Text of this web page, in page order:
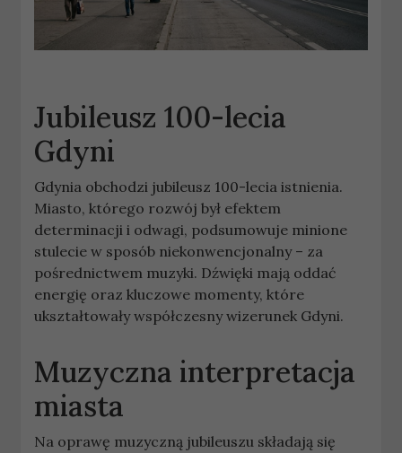
Jubileusz 100-lecia
Gdyni
Gdynia obchodzi jubileusz 100-lecia istnienia.
Miasto, którego rozwój był efektem
determinacji i odwagi, podsumowuje minione
stulecie w sposób niekonwencjonalny – za
pośrednictwem muzyki. Dźwięki mają oddać
energię oraz kluczowe momenty, które
ukształtowały współczesny wizerunek Gdyni.
Muzyczna interpretacja
miasta
Na oprawę muzyczną jubileuszu składają się